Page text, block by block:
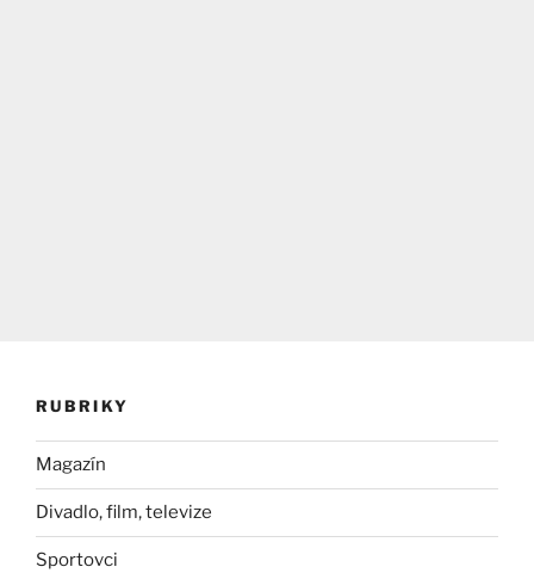
RUBRIKY
Magazín
Divadlo, film, televize
Sportovci